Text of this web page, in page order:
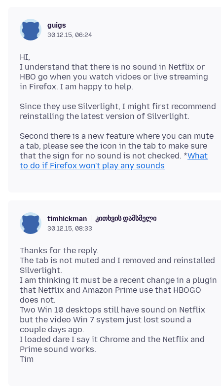
guigs
30.12.15, 06:24
HI,
I understand that there is no sound in Netflix or
HBO go when you watch vidoes or live streaming
Since they use Silverlight, I might first recommend
Second there is a new feature where you can mute
a tab, please see the icon in the tab to make sure
that the sign for no sound is not checked. *What
to do if Firefox won't play any sounds
timhickman კითხვის დამსმელი
30.12.15, 08:33
Thanks for the reply.
The tab is not muted and I removed and reinstalled
Silverlight.
I am thinking it must be a recent change in a plugin
that Netflix and Amazon Prime use that HBOGO
does not.
Two Win 10 desktops still have sound on Netflix
but the video Win 7 system just lost sound a
couple days ago.
I loaded dare I say it Chrome and the Netflix and
Prime sound works.